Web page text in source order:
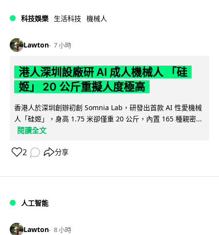
科技娛樂 生活科技 機械人
Lawton 7 小時
港人深圳設廠研 AI 成人機械人 「硅
姬」 20 公斤重擬人度極高
香港人於深圳創辦初創 Somnia Lab，研發出首款 AI 性愛機械
人「硅姬」，身高 1.75 米卻僅重 20 公斤，內置 165 種親密...
閱讀全文
2 分享
人工智能
Lawton 8 小時